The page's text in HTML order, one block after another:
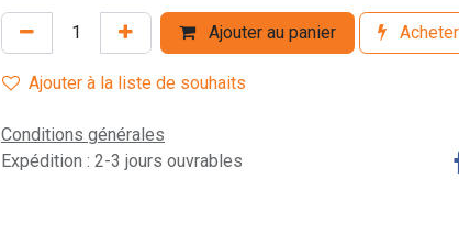
Ajouter au panier
Ajouter à la liste de souhaits
Conditions générales
Expédition : 2-3 jours ouvrables